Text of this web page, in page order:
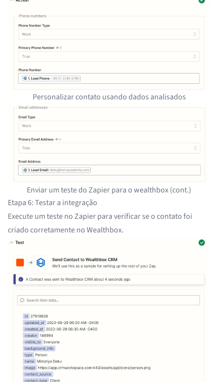
Personalizar contato usando dados analisados
Enviar um teste do Zapier para o wealthbox (cont.)
Etapa 6: Testar a integração
Execute um teste no Zapier para verificar se o contato foi
criado corretamente no Wealthbox.